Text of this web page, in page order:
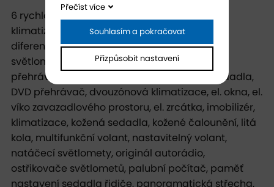
6 rychlostních stupňů, 8x airbag, ABS, aut.
klimatizace, aut. převodovka, aut. uzávěrka
diferenciálu, autorádio, AUX, bi-xenonové
světlomety, bluetooth, brzdový asistent, CD
přehrávač, centrál dálkový, dělená zadní sedadla,
DVD přehrávač, dvouzónová klimatizace, el. okna, el.
víko zavazadlového prostoru, el. zrcátka, imobilizér,
klimatizace, kožená sedadla, kožené čalounění, litá
kola, multifunkční volant, nastavitelný volant,
natáčecí světlomety, originál autorádio,
ostřikovače světlometů, palubní počítač, paměť
nastavení sedadla řidiče, panoramatická střecha,
Přečíst více
Souhlasím a pokračovat
Přizpůsobit nastavení